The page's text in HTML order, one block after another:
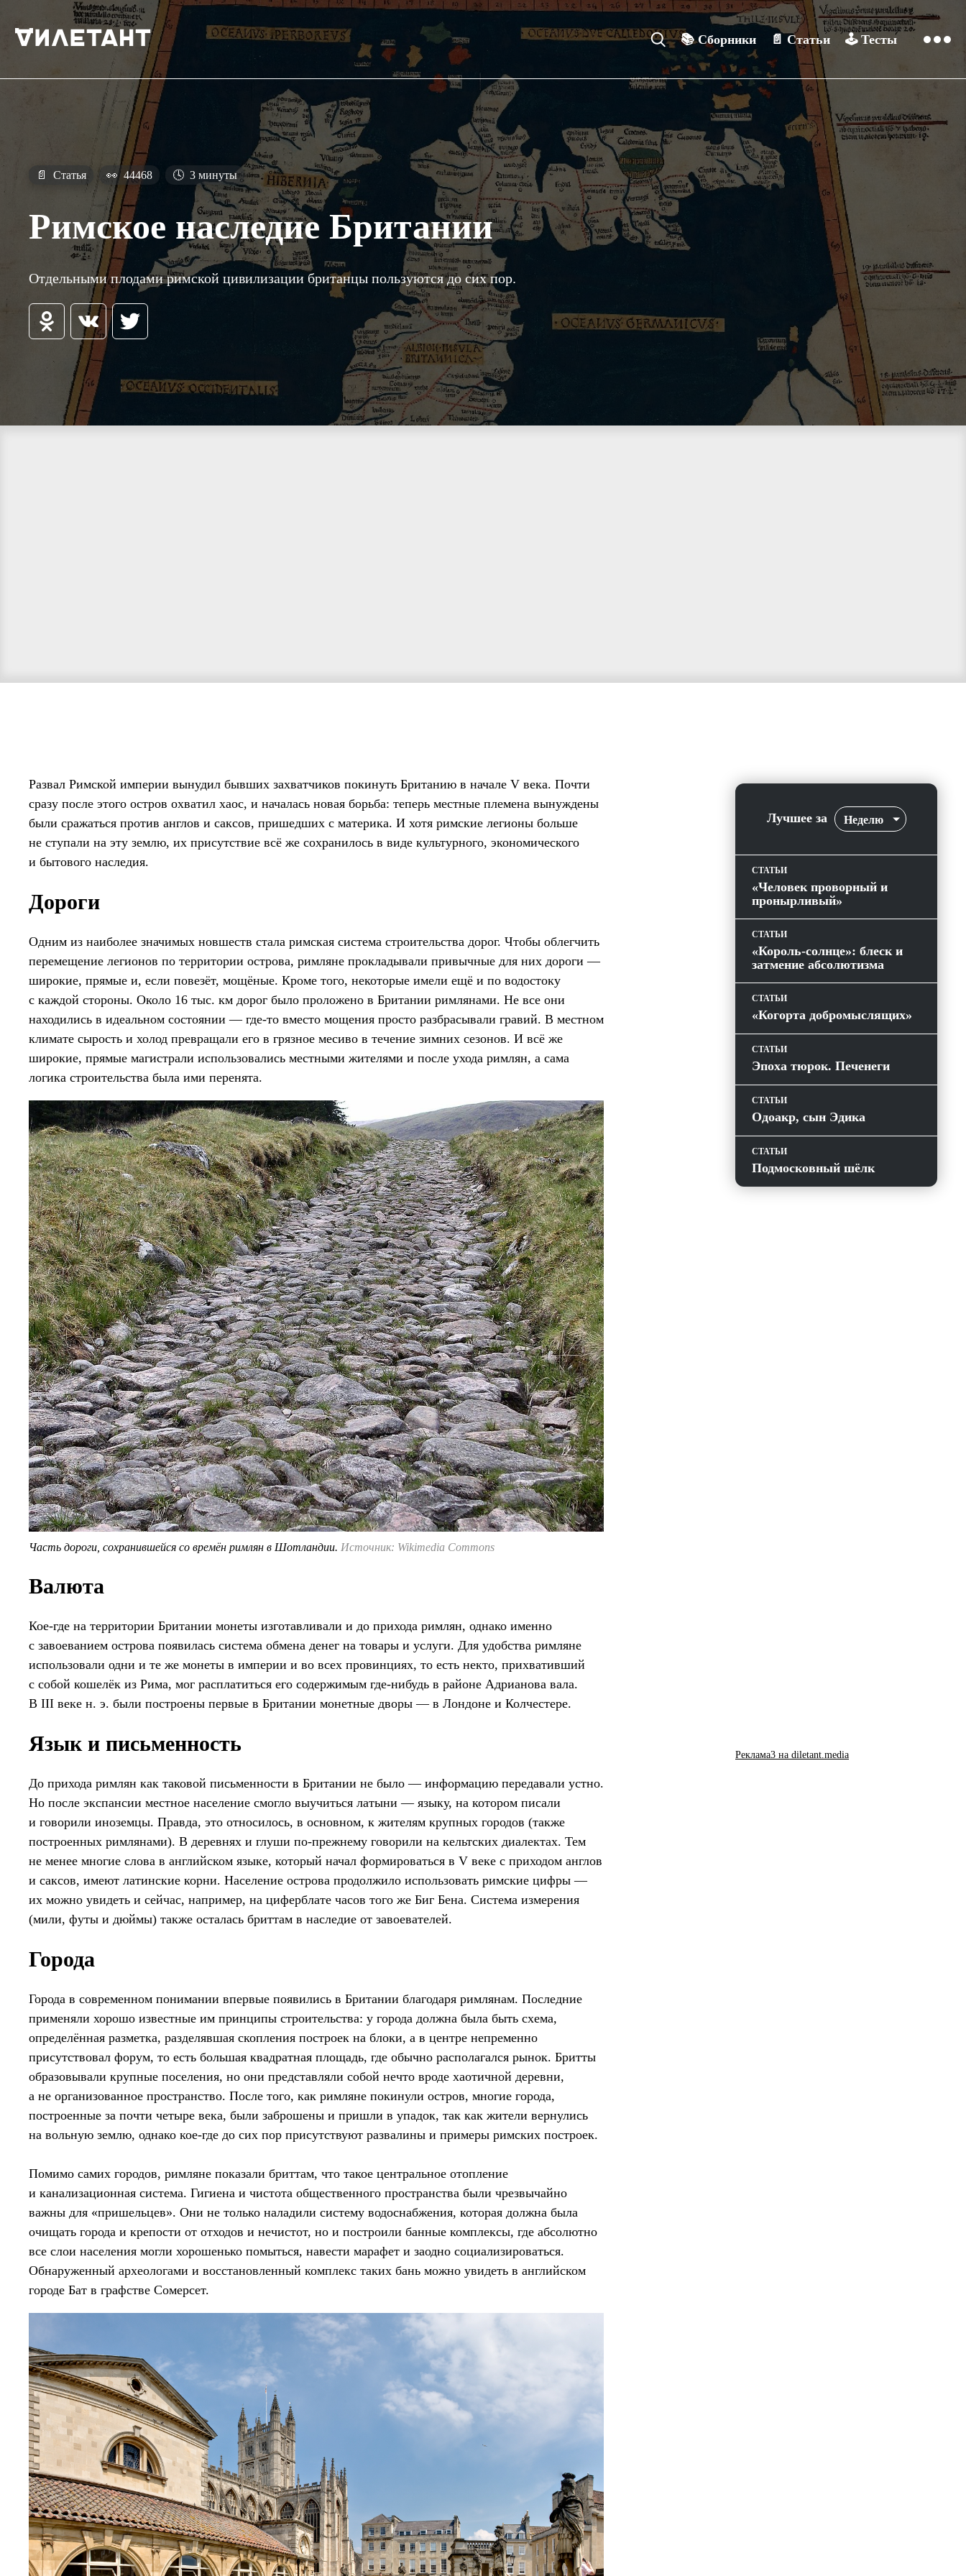
📚Сборники 📄 Статьи 🕹️ Тесты
📄 Статья 👀 44468 🕓 3 минуты
Римское наследие Британии
Отдельными плодами римской цивилизации британцы пользуются до сих пор.
Развал Римской империи вынудил бывших захватчиков покинуть Британию в начале V века. Почти
сразу после этого остров охватил хаос, и началась новая борьба: теперь местные племена вынуждены
были сражаться против англов и саксов, пришедших с материка. И хотя римские легионы больше
не ступали на эту землю, их присутствие всё же сохранилось в виде культурного, экономического
и бытового наследия.
Дороги
Одним из наиболее значимых новшеств стала римская система строительства дорог. Чтобы облегчить
перемещение легионов по территории острова, римляне прокладывали привычные для них дороги —
широкие, прямые и, если повезёт, мощёные. Кроме того, некоторые имели ещё и по водостоку
с каждой стороны. Около 16 тыс. км дорог было проложено в Британии римлянами. Не все они
находились в идеальном состоянии — где-то вместо мощения просто разбрасывали гравий. В местном
климате сырость и холод превращали его в грязное месиво в течение зимних сезонов. И всё же
широкие, прямые магистрали использовались местными жителями и после ухода римлян, а сама
логика строительства была ими перенята.
Часть дороги, сохранившейся со времён римлян в Шотландии. Источник: Wikimedia Commons
Валюта
Кое-где на территории Британии монеты изготавливали и до прихода римлян, однако именно
с завоеванием острова появилась система обмена денег на товары и услуги. Для удобства римляне
использовали одни и те же монеты в империи и во всех провинциях, то есть некто, прихвативший
с собой кошелёк из Рима, мог расплатиться его содержимым где-нибудь в районе Адрианова вала.
В III веке н. э. были построены первые в Британии монетные дворы — в Лондоне и Колчестере.
Язык и письменность
До прихода римлян как таковой письменности в Британии не было — информацию передавали устно.
Но после экспансии местное население смогло выучиться латыни — языку, на котором писали
и говорили иноземцы. Правда, это относилось, в основном, к жителям крупных городов (также
построенных римлянами). В деревнях и глуши по-прежнему говорили на кельтских диалектах. Тем
не менее многие слова в английском языке, который начал формироваться в V веке с приходом англов
и саксов, имеют латинские корни. Население острова продолжило использовать римские цифры —
их можно увидеть и сейчас, например, на циферблате часов того же Биг Бена. Система измерения
(мили, футы и дюймы) также осталась бриттам в наследие от завоевателей.
Города
Города в современном понимании впервые появились в Британии благодаря римлянам. Последние
применяли хорошо известные им принципы строительства: у города должна была быть схема,
определённая разметка, разделявшая скопления построек на блоки, а в центре непременно
присутствовал форум, то есть большая квадратная площадь, где обычно располагался рынок. Бритты
образовывали крупные поселения, но они представляли собой нечто вроде хаотичной деревни,
а не организованное пространство. После того, как римляне покинули остров, многие города,
построенные за почти четыре века, были заброшены и пришли в упадок, так как жители вернулись
на вольную землю, однако кое-где до сих пор присутствуют развалины и примеры римских построек.
Помимо самих городов, римляне показали бриттам, что такое центральное отопление
и канализационная система. Гигиена и чистота общественного пространства были чрезвычайно
важны для «пришельцев». Они не только наладили систему водоснабжения, которая должна была
очищать города и крепости от отходов и нечистот, но и построили банные комплексы, где абсолютно
все слои населения могли хорошенько помыться, навести марафет и заодно социализироваться.
Обнаруженный археологами и восстановленный комплекс таких бань можно увидеть в английском
городе Бат в графстве Сомерсет.
Лучшее за Неделю
СТАТЬИ
«Человек проворный и
пронырливый»
СТАТЬИ
«Король-солнце»: блеск и
затмение абсолютизма
СТАТЬИ
«Когорта добромыслящих»
СТАТЬИ
Эпоха тюрок. Печенеги
СТАТЬИ
Одоакр, сын Эдика
СТАТЬИ
Подмосковный шёлк
Реклама3 на diletant.media